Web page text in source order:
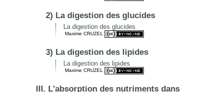
2) La digestion des glucides
La digestion des glucides
Maxime CRUZEL
3) La digestion des lipides
La digestion des lipides
Maxime CRUZEL
III. L'absorption des nutriments dans